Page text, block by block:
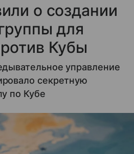
о создании
для
Кубы
управление
секретную
по Кубе